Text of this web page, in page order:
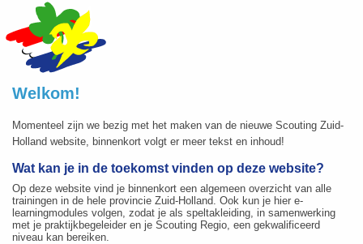
Welkom!
Momenteel zijn we bezig met het maken van de nieuwe Scouting Zuid-
Holland website, binnenkort volgt er meer tekst en inhoud!
Wat kan je in de toekomst vinden op deze website?
Op deze website vind je binnenkort een algemeen overzicht van alle
trainingen in de hele provincie Zuid-Holland. Ook kun je hier e-
learningmodules volgen, zodat je als speltakleiding, in samenwerking
met je praktijkbegeleider en je Scouting Regio, een gekwalificeerd
niveau kan bereiken.